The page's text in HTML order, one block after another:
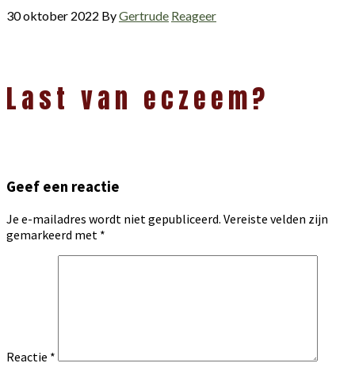
30 oktober 2022 ByGertrude Reageer
Interacties
Last van eczeem?
Geef een reactie
Je e-mailadres wordt niet gepubliceerd. Vereiste velden zijn
gemarkeerd met *
Reactie *